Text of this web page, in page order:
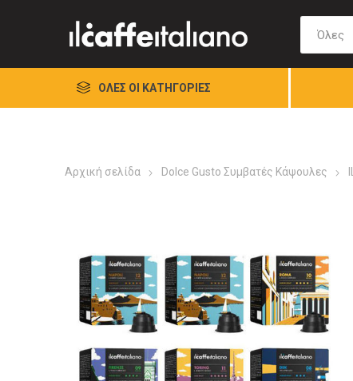
ΌΛΕΣ ΟΙ ΚΑΤΗΓΟΡΊΕΣ
Αρχική σελίδα Dolce Gusto Συμβατές Κάψουλες